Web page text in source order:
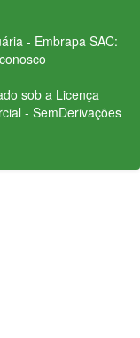
- Embrapa SAC:
sob a Licença
- SemDerivações